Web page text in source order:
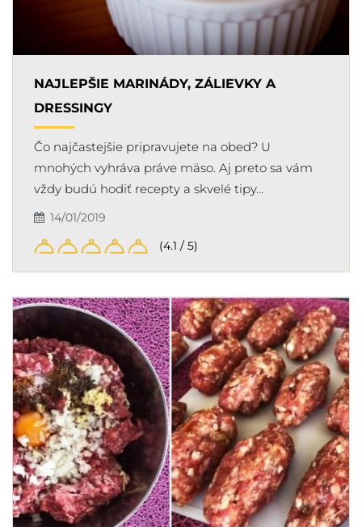
NAJLEPŠIE MARINÁDY, ZÁLIEVKY A
DRESSINGY
Čo najčastejšie pripravujete na obed? U
mnohých vyhráva práve mäso. Aj preto sa vám
vždy budú hodiť recepty a skvelé tipy…
14/01/2019
(4.1 / 5)